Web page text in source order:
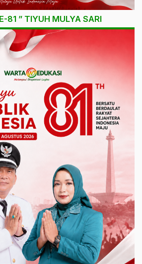
81 ” TIYUH MULYA SARI